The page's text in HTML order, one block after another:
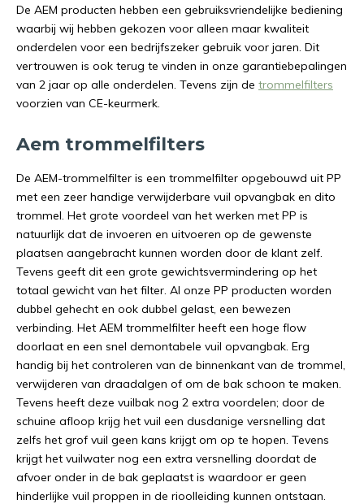
De AEM producten hebben een gebruiksvriendelijke bediening
waarbij wij hebben gekozen voor alleen maar kwaliteit
onderdelen voor een bedrijfszeker gebruik voor jaren. Dit
vertrouwen is ook terug te vinden in onze garantiebepalingen
van 2 jaar op alle onderdelen. Tevens zijn de trommelfilters
voorzien van CE-keurmerk.
Aem trommelfilters
De AEM-trommelfilter is een trommelfilter opgebouwd uit PP
met een zeer handige verwijderbare vuil opvangbak en dito
trommel. Het grote voordeel van het werken met PP is
natuurlijk dat de invoeren en uitvoeren op de gewenste
plaatsen aangebracht kunnen worden door de klant zelf.
Tevens geeft dit een grote gewichtsvermindering op het
totaal gewicht van het filter. Al onze PP producten worden
dubbel gehecht en ook dubbel gelast, een bewezen
verbinding. Het AEM trommelfilter heeft een hoge flow
doorlaat en een snel demontabele vuil opvangbak. Erg
handig bij het controleren van de binnenkant van de trommel,
verwijderen van draadalgen of om de bak schoon te maken.
Tevens heeft deze vuilbak nog 2 extra voordelen; door de
schuine afloop krijg het vuil een dusdanige versnelling dat
zelfs het grof vuil geen kans krijgt om op te hopen. Tevens
krijgt het vuilwater nog een extra versnelling doordat de
afvoer onder in de bak geplaatst is waardoor er geen
hinderlijke vuil proppen in de rioolleiding kunnen ontstaan.